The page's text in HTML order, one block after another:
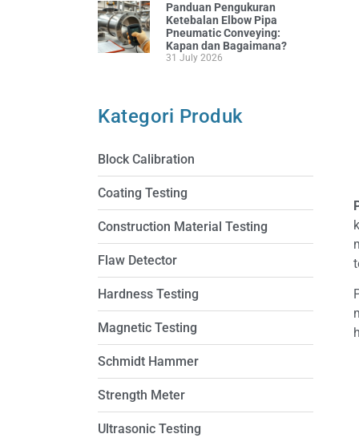
Panduan Pengukuran
Ketebalan Elbow Pipa
Pneumatic Conveying:
Kapan dan Bagaimana?
31 July 2026
Kategori Produk
Block Calibration
Coating Testing
Construction Material Testing
Flaw Detector
Hardness Testing
Magnetic Testing
Schmidt Hammer
Strength Meter
Ultrasonic Testing